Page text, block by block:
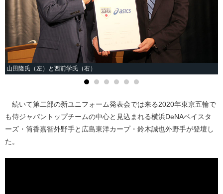
山田隆氏（左）と西前学氏（右）
続いて第二部の新ユニフォーム発表会では来る2020年東京五輪で
も侍ジャパントップチームの中心と見込まれる横浜DeNAベイスタ
ーズ・筒香嘉智外野手と広島東洋カープ・鈴木誠也外野手が登壇し
た。